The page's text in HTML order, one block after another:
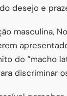
desejo e
masculina,
do “macho
discriminar